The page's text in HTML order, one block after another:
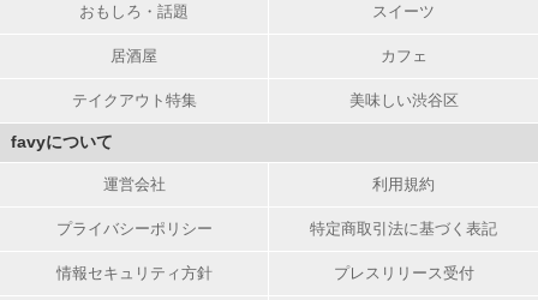
おもしろ・話題 スイーツ
居酒屋 カフェ
テイクアウト特集 美味しい渋谷区
favyについて
運営会社 利用規約
プライバシーポリシー 特定商取引法に基づく表記
情報セキュリティ方針 プレスリリース受付